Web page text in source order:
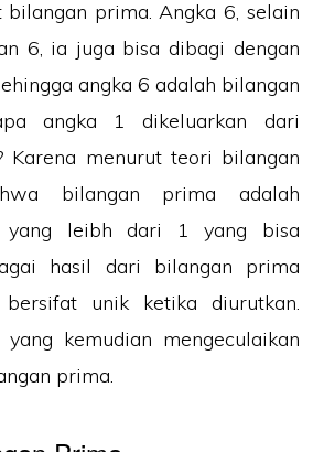
bilangan prima. Angka 6, selain
6, ia juga bisa dibagi dengan
angka 6 adalah bilangan
angka 1 dikeluarkan dari
Karena menurut teori bilangan
bilangan prima adalah
yang leibh dari 1 yang bisa
hasil dari bilangan prima
unik ketika diurutkan.
kemudian mengeculaikan
prima.